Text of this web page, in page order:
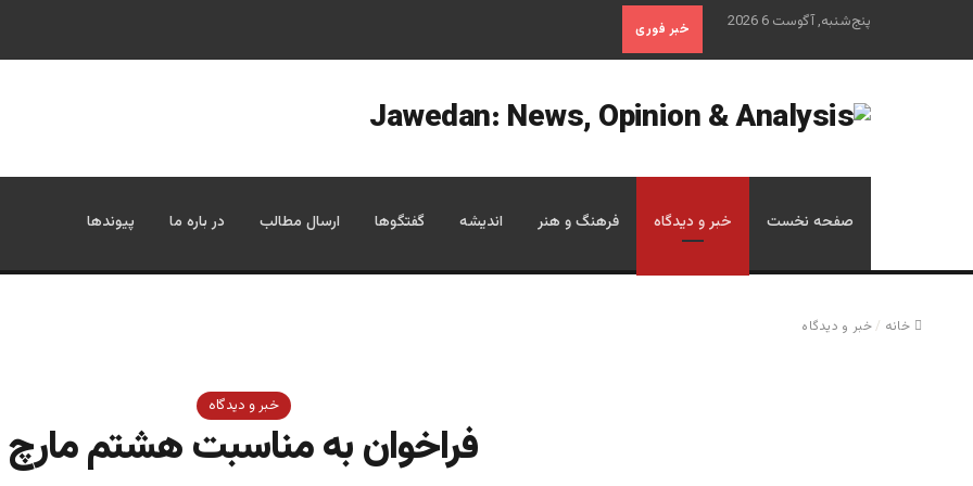
پنج‌شنبه, آگوست 6 2026 خبر فوری
صفحه نخست خبر و دیدگاه فرهنگ و هنر اندیشه گفتگوها ارسال مطالب در باره ما پیوندها
خانه /خبر و دیدگاه
خبر و دیدگاه
فراخوان به مناسبت هشتم مارچ